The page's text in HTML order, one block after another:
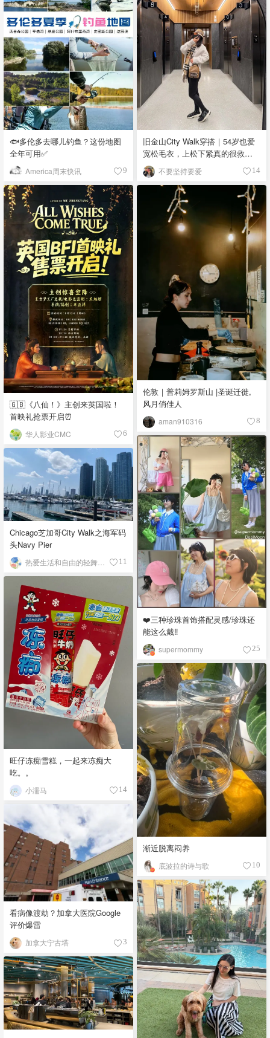
🐟多伦多去哪儿钓鱼？这份地图
全年可用✅
America周末快讯 9
旧金山City Walk穿搭｜54岁也爱
宽松毛衣，上松下紧真的很救比
例
不要坚持要爱 14
🇬🇧《八仙！》主创来英国啦！
首映礼抢票开启⏰
华人影业CMC 6
伦敦｜普莉姆罗斯山 |圣诞迁徙,
风月俏佳人
aman910316 8
❤️三种珍珠首饰搭配灵感/珍珠还
能这么戴‼️
supermommy 25
Chicago芝加哥City Walk之海军码
头Navy Pier
11
旺仔冻痴雪糕，一起来冻痴大
吃。。
小濡马 14
渐近脱离闷养
底波拉的诗与歌 10
看病像渡劫？加拿大医院Google
评价爆雷
加拿大宁古塔 3